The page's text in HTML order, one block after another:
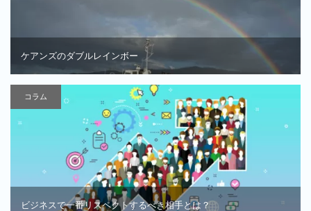
ケアンズのダブルレインボー
コラム
ビジネスで一番リスペクトするべき相手とは？